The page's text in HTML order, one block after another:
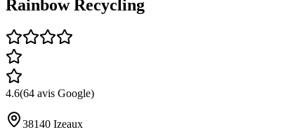
Rainbow Recycling
4.6(64 avis Google)
38140 Izeaux